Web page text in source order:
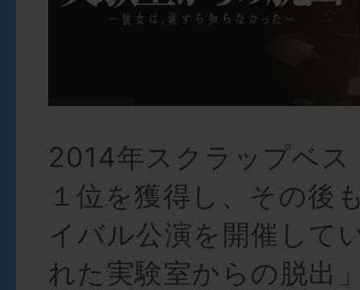
2014年スクラップベ
１位を獲得し、その後
イバル公演を開催して
れた実験室からの脱出